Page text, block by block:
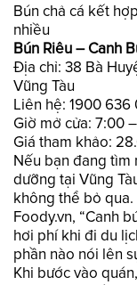
Bún chả cá kết
nhiều
Bún Riêu – Canh
Địa chỉ: 38 Bà
Vũng Tàu
Liên hệ: 1900 636
Giờ mở cửa: 7:00
Giá tham khảo:
Nếu bạn đang tìm
dưỡng tại Vũng
không thể bỏ
Foody.vn, “Canh
hơi phí khi đi du
phần nào nói lên
Khi bước vào